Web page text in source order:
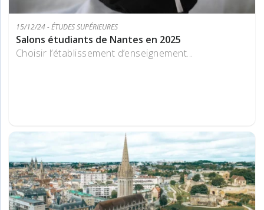
15/12/24 - ÉTUDES SUPÉRIEURES
Salons étudiants de Nantes en 2025
Choisir l’établissement d’enseignement...